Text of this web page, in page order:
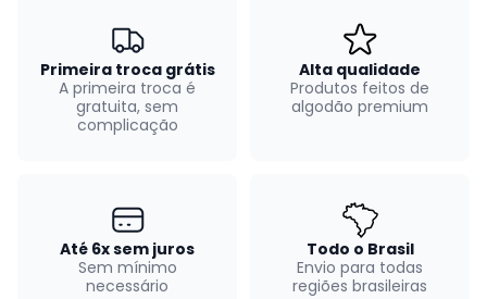
Primeira troca grátis
A primeira troca é
gratuita, sem
complicação
Alta qualidade
Produtos feitos de
algodão premium
Até 6x sem juros
Sem mínimo
necessário
Todo o Brasil
Envio para todas
regiões brasileiras